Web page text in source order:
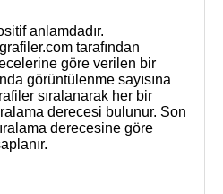
anlamdadır.
tarafından
göre verilen bir
görüntülenme sayısına
sıralanarak her bir
derecesi bulunur. Son
derecesine göre